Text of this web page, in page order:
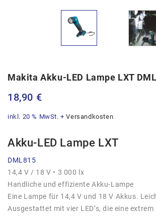
Makita Akku-LED Lampe LXT
18,90 €
inkl. 20 % MwSt. +Versandkosten
Akku-LED Lampe LXT
DML815
14,4 V / 18 V • 3 000 lx
Handliche und effiziente Akku-Lampe
Eine Lampe für 14,4 V und 18 V Akkus.
Ausgestattet mit vier LED’s, die eine